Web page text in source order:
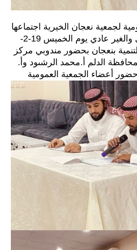
لجمعية نعجان الخيرية اجتماعها
الثاني عشر العادي والغير عادي يوم الخميس 19-2-
التنمية بنعجان بحضور مندوبي مركز
بمحافظة الدلم أ.محمد الرشىود وأ.
أعضاء الجمعية العمومية